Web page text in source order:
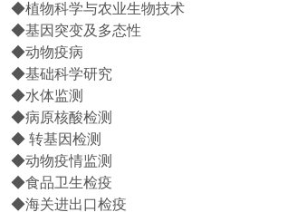
◆植物科学与农业生物技术
◆基因突变及多态性
◆动物疫病
◆基础科学研究
◆水体监测
◆病原核酸检测
◆ 转基因检测
◆动物疫情监测
◆食品卫生检疫
◆海关进出口检疫